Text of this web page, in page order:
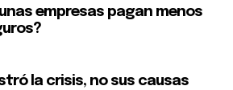
empresas pagan menos
la crisis, no sus causas